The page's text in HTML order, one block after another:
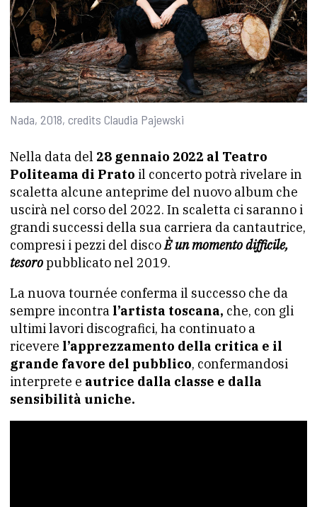
Nada, 2018, credits Claudia Pajewski
Nella data del 28 gennaio 2022 al Teatro
Politeama di Prato il concerto potrà rivelare in
scaletta alcune anteprime del nuovo album che
uscirà nel corso del 2022. In scaletta ci saranno i
grandi successi della sua carriera da cantautrice,
compresi i pezzi del discoÈ un momento difficile,
tesoropubblicato nel 2019.
La nuova tournée conferma il successo che da
sempre incontra l’artista toscana, che, con gli
ultimi lavori discografici, ha continuato a
ricevere l’apprezzamento della critica e il
grande favore del pubblico, confermandosi
interprete e autrice dalla classe e dalla
sensibilità uniche.